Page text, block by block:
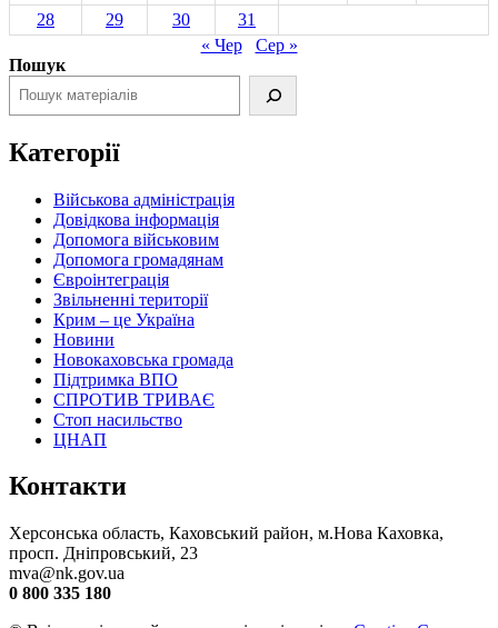
28
29 30
31
« Чер
Сер »
Пошук
Категорії
Військова адміністрація
Довідкова інформація
Допомога військовим
Допомога громадянам
Євроінтеграція
Звільненні території
Крим – це Україна
Новини
Новокаховська громада
Підтримка ВПО
СПРОТИВ ТРИВАЄ
Стоп насильство
ЦНАП
Контакти
Херсонська область, Каховський район, м.Нова Каховка,
просп. Дніпровський, 23
mva@nk.gov.ua
0 800 335 180